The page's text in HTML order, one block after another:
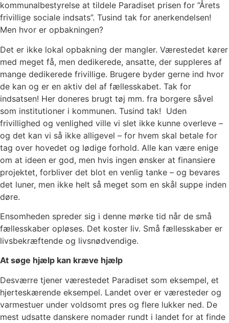
kommunalbestyrelse at tildele Paradiset prisen for ”Årets
frivillige sociale indsats”. Tusind tak for anerkendelsen!
Men hvor er opbakningen?
Det er ikke lokal opbakning der mangler. Værestedet kører
med meget få, men dedikerede, ansatte, der suppleres af
mange dedikerede frivillige. Brugere byder gerne ind hvor
de kan og er en aktiv del af fællesskabet. Tak for
indsatsen! Her doneres brugt tøj mm. fra borgere såvel
som institutioner i kommunen. Tusind tak! Uden
frivillighed og venlighed ville vi slet ikke kunne overleve –
og det kan vi så ikke alligevel – for hvem skal betale for
tag over hovedet og lødige forhold. Alle kan være enige
om at ideen er god, men hvis ingen ønsker at finansiere
projektet, forbliver det blot en venlig tanke – og bevares
det luner, men ikke helt så meget som en skål suppe inden
døre.
Ensomheden spreder sig i denne mørke tid når de små
fællesskaber opløses. Det koster liv. Små fællesskaber er
livsbekræftende og livsnødvendige.
At søge hjælp kan kræve hjælp
Desværre tjener værestedet Paradiset som eksempel, et
hjerteskærende eksempel. Landet over er væresteder og
varmestuer under voldsomt pres og flere lukker ned. De
mest udsatte danskere nomader rundt i landet for at finde